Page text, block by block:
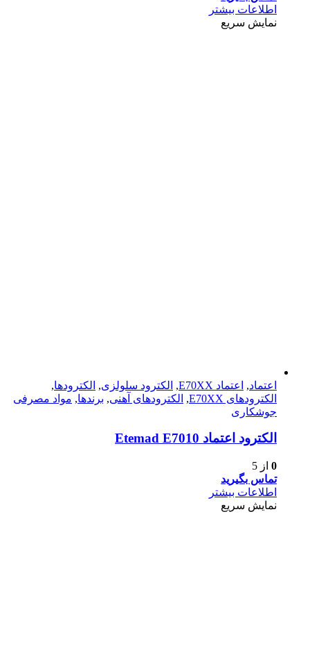
اطلاعات بیشتر
نمایش سریع
اعتماد, اعتماد E70XX , الکترود سلولزی, الکترودها,
الکترود‌های E70XX
, الکترود‌های آهنی, برندها, مواد مصرفی
جوشکاری
الكترود اعتماد Etemad E7010
0 از 5
تماس بگیرید
اطلاعات بیشتر
نمایش سریع